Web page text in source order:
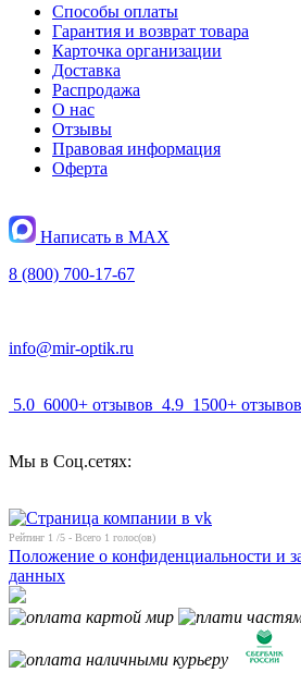
Способы оплаты
Гарантия и возврат товара
Карточка организации
Доставка
Распродажа
О нас
Отзывы
Правовая информация
Оферта
Написать в MAX
8 (800) 700-17-67
info@mir-optik.ru
5.0 6000+ отзывов 4.9 1500+ отзывов
Мы в Соц.сетях:
Рейтинг 1 /5 - Всего 1 голос(ов)
Положение о конфиденциальности и
данных